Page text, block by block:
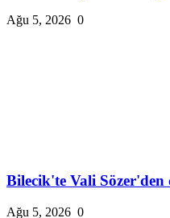
Ağu 5, 2026 0
Bilecik'te Vali
Ağu 5, 2026 0